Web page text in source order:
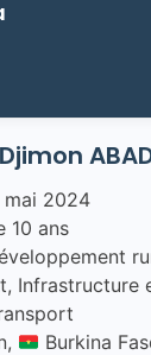
mai 2024
10 ans
, Infrastructure
Burkina